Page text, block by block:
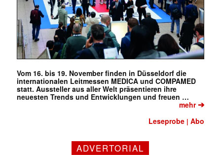
Vom 16. bis 19. November finden in Düsseldorf die
internationalen Leitmessen MEDICA und COMPAMED
statt. Aussteller aus aller Welt präsentieren ihre
neuesten Trends und Entwicklungen und freuen …
mehr➔
Leseprobe |Abo
ADVERTORIAL